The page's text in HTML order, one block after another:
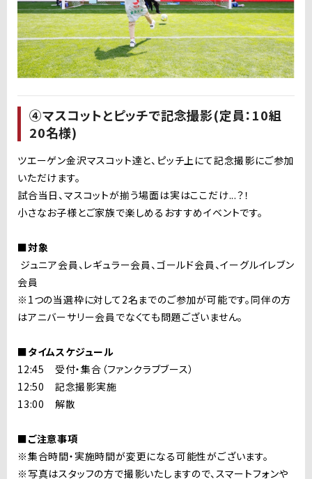
④マスコットとピッチで記念撮影(定員：10組
20名様)
ツエーゲン金沢マスコット達と、ピッチ上にて記念撮影にご参加
いただけます。
試合当日、マスコットが揃う場面は実はここだけ...？！
小さなお子様とご家族で楽しめるおすすめイベントです。
■対象
ジュニア会員、レギュラー会員、ゴールド会員、イーグルイレブン
会員
※1つの当選枠に対して2名までのご参加が可能です。同伴の方
はアニバーサリー会員でなくても問題ございません。
■タイムスケジュール
12:45 受付・集合（ファンクラブブース）
12:50 記念撮影実施
13:00 解散
■ご注意事項
※集合時間・実施時間が変更になる可能性がございます。
※写真はスタッフの方で撮影いたしますので、スマートフォンや